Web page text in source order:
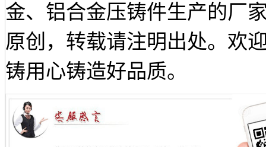
金、铝合金压铸件生产的厂
原创，转载请注明出处。欢
铸用心铸造好品质。